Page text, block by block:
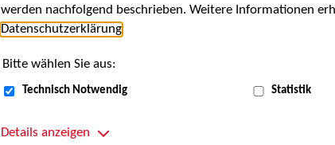
werden nachfolgend beschrieben. Weitere Informationen
Datenschutzerklärung
Bitte wählen Sie aus:
Technisch Notwendig Statistik
Details anzeigen